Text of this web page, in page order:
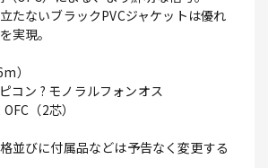
たないブラックPVCジャケットは優れ
実現。
）
コン ? モノラルフォンオス
（2芯）
並びに付属品などは予告なく変更する